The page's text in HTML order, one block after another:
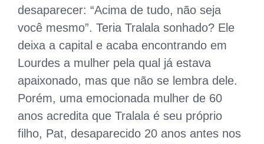
desaparecer: “Acima de tudo, não seja
você mesmo”. Teria Tralala sonhado? Ele
deixa a capital e acaba encontrando em
Lourdes a mulher pela qual já estava
apaixonado, mas que não se lembra dele.
Porém, uma emocionada mulher de 60
anos acredita que Tralala é seu próprio
filho, Pat, desaparecido 20 anos antes nos